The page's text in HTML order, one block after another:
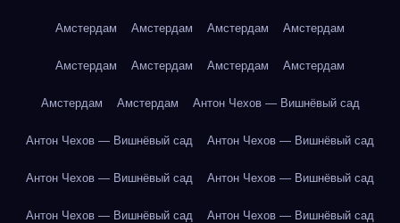
Амстердам Амстердам Амстердам Амстердам
Амстердам Амстердам Амстердам Амстердам
Амстердам Амстердам Антон Чехов — Вишнёвый сад
Антон Чехов — Вишнёвый сад Антон Чехов — Вишнёвый сад
Антон Чехов — Вишнёвый сад Антон Чехов — Вишнёвый сад
Антон Чехов — Вишнёвый сад Антон Чехов — Вишнёвый сад